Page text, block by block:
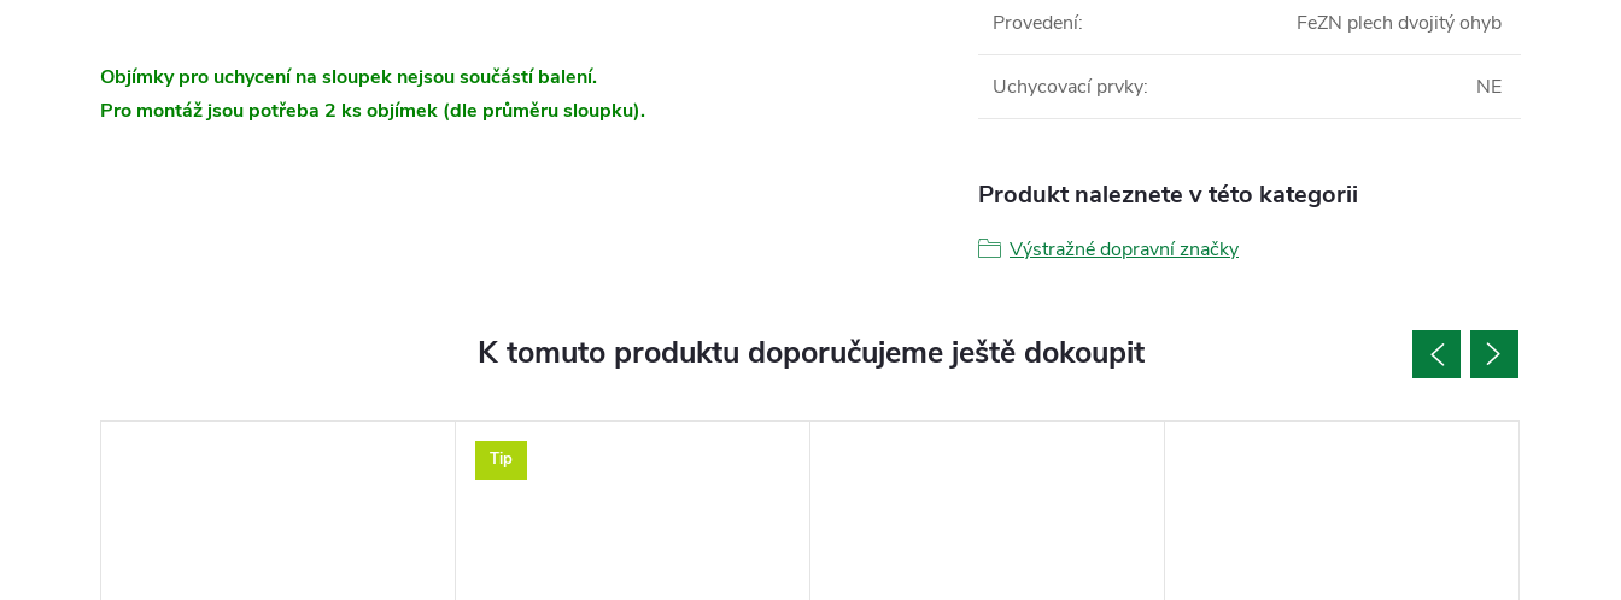
Objímky pro uchycení na sloupek nejsou součástí balení.
Pro montáž jsou potřeba 2 ks objímek (dle průměru sloupku).
Provedení: FeZN plech dvojitý ohyb
Uchycovací prvky: NE
Produkt naleznete v této kategorii
Výstražné dopravní značky
K tomuto produktu doporučujeme ještě dokoupit
Tip